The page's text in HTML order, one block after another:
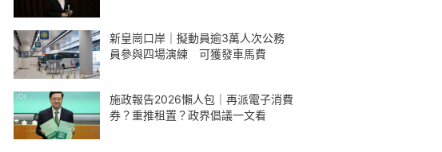
新皇崗口岸｜擬動員逾3萬人次公務
員參與四場演練 可獲發車馬費
施政報告2026懶人包｜再派電子消費
券？重推租置？政界倡議一文看